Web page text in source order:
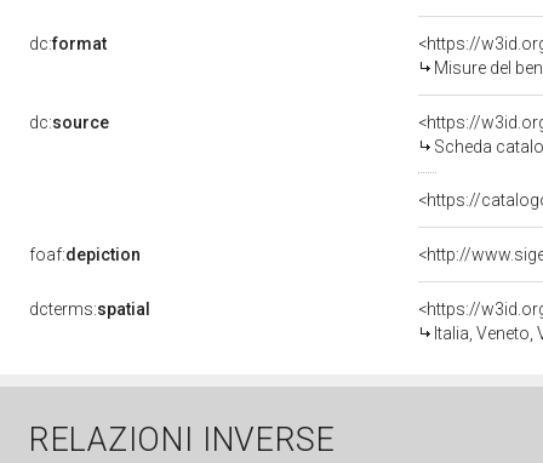
dc:format
<https://
Misure del
dc:source
<https://
Scheda
<https://
foaf:depiction
dcterms:spatial
<https://
Italia, Veneto,
RELAZIONI INVERSE